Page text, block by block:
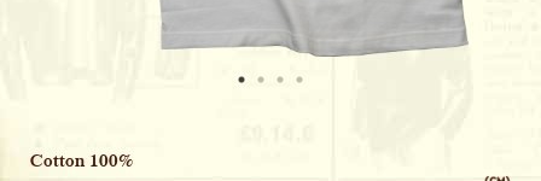
Cotton 100%